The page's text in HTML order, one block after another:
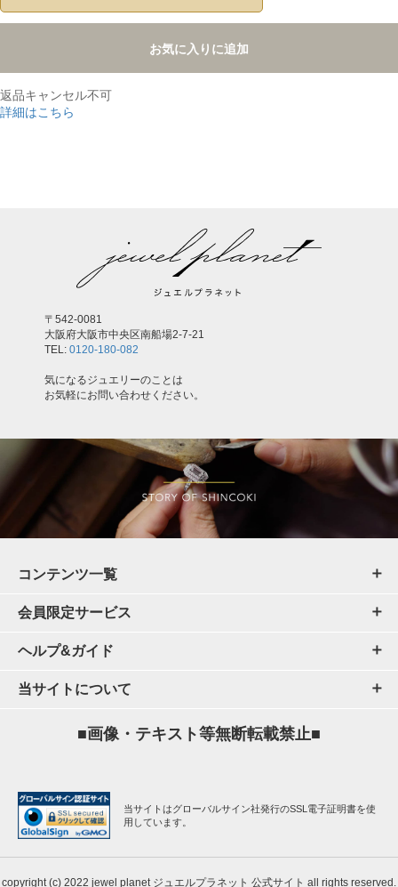
お気に入りに追加
返品キャンセル不可
詳細はこちら
〒542-0081
大阪府大阪市中央区南船場2-7-21
TEL: 0120-180-082
気になるジュエリーのことは
お気軽にお問い合わせください。
コンテンツ一覧
会員限定サービス
ヘルプ&ガイド
当サイトについて
■画像・テキスト等無断転載禁止■
当サイトはグローバルサイン社発行のSSL電子証明書を使
用しています。
copyright (c) 2022 jewel planet ジュエルプラネット 公式サイト all rights reserved.